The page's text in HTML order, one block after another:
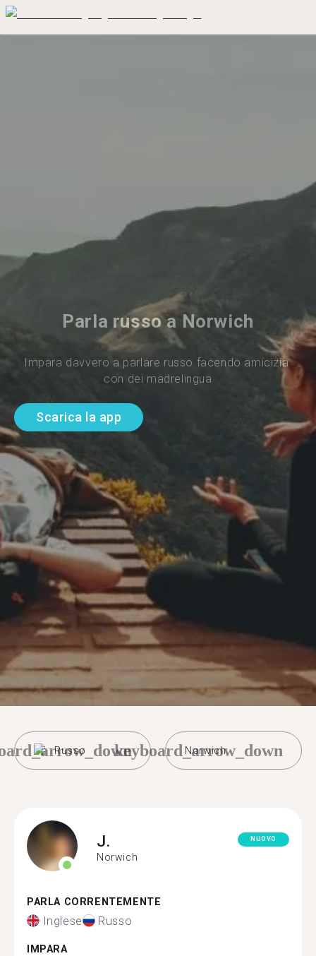
Parla russo a Norwich
Impara davvero a parlare russo facendo amicizia
con dei madrelingua
Scarica la app
Russo Norwich
keyboard_arrow_down
J.
Norwich
NUOVO
PARLA CORRENTEMENTE
Inglese Russo
IMPARA